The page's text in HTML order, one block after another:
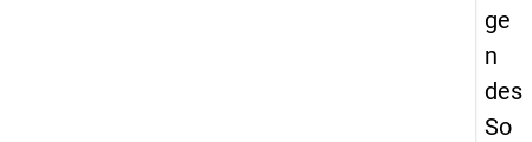
ge
n
des
So